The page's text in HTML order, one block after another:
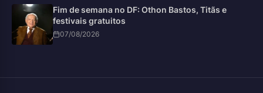
Fim de semana no DF: Othon Bastos, Titãs e
festivais gratuitos
07/08/2026